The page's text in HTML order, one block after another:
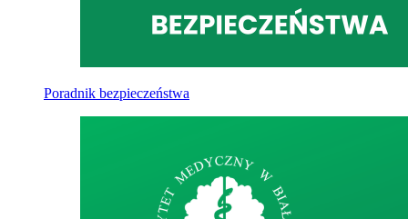
Poradnik bezpieczeństwa